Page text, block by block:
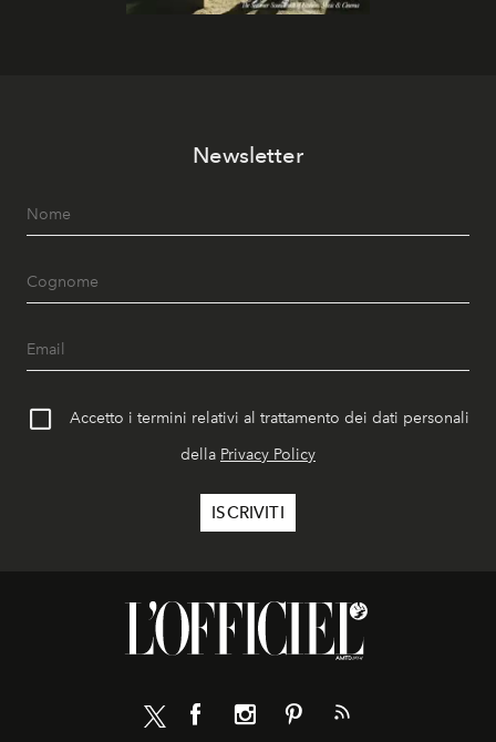
Newsletter
Accetto i termini relativi al trattamento dei dati personali
della Privacy Policy